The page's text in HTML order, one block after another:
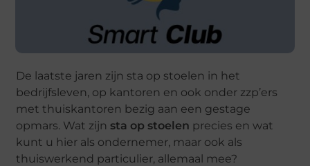
De laatste jaren zijn sta op stoelen in het
bedrijfsleven, op kantoren en ook onder zzp’ers
met thuiskantoren bezig aan een gestage
opmars. Wat zijn sta op stoelen precies en wat
kunt u hier als ondernemer, maar ook als
thuiswerkend particulier, allemaal mee?